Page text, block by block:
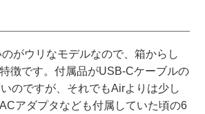
がウリなモデルなので、箱からし
徴です。付属品がUSB-Cケーブルの
のですが、それでもAirよりは少し
アダプタなども付属していた頃の6